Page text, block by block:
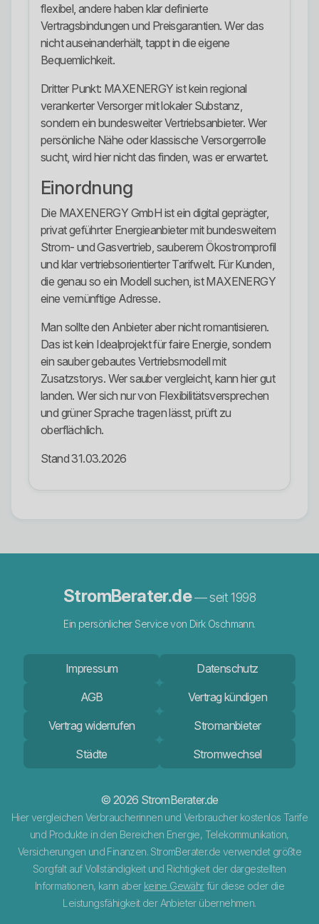
flexibel, andere haben klar definierte
Vertragsbindungen und Preisgarantien. Wer das
nicht auseinanderhält, tappt in die eigene
Bequemlichkeit.
Dritter Punkt: MAXENERGY ist kein regional
verankerter Versorger mit lokaler Substanz,
sondern ein bundesweiter Vertriebsanbieter. Wer
persönliche Nähe oder klassische Versorgerrolle
sucht, wird hier nicht das finden, was er erwartet.
Einordnung
Die MAXENERGY GmbH ist ein digital geprägter,
privat geführter Energieanbieter mit bundesweitem
Strom- und Gasvertrieb, sauberem Ökostromprofil
und klar vertriebsorientierter Tarifwelt. Für Kunden,
die genau so ein Modell suchen, ist MAXENERGY
eine vernünftige Adresse.
Man sollte den Anbieter aber nicht romantisieren.
Das ist kein Idealprojekt für faire Energie, sondern
ein sauber gebautes Vertriebsmodell mit
Zusatzstorys. Wer sauber vergleicht, kann hier gut
landen. Wer sich nur von Flexibilitätsversprechen
und grüner Sprache tragen lässt, prüft zu
oberflächlich.
Stand 31.03.2026
StromBerater.de— seit 1998
Ein persönlicher Service von Dirk Oschmann.
Impressum
Datenschutz
AGB
Vertrag kündigen
Vertrag widerrufen
Stromanbieter
Städte
Stromwechsel
© 2026 StromBerater.de
Hier vergleichen Verbraucherinnen und Verbraucher kostenlos Tarife
und Produkte in den Bereichen Energie, Telekommunikation,
Versicherungen und Finanzen. StromBerater.de verwendet größte
Sorgfalt auf Vollständigkeit und Richtigkeit der dargestellten
Informationen, kann aber keine Gewährfür diese oder die
Leistungsfähigkeit der Anbieter übernehmen.